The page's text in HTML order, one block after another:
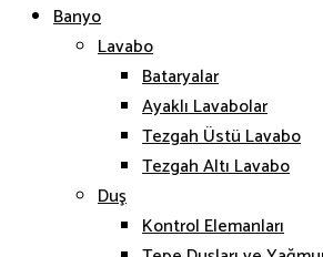
Banyo
Lavabo
Bataryalar
Ayaklı Lavabolar
Tezgah Üstü Lavabo
Tezgah Altı Lavabo
Duş
Kontrol Elemanları